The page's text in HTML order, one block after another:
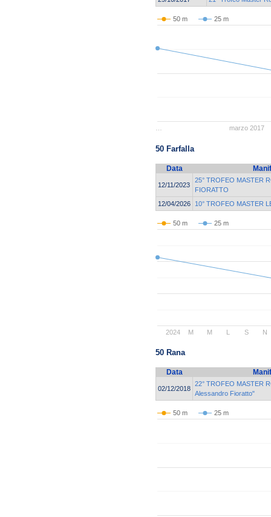
50 m 25 m
marzo 2017
50 Farfalla
Data
12/11/2023
25° TROFEO MASTER
FIORATTO
12/04/2026
10° TROFEO MASTER
50 m 25 m
2024 M M L S N
50 Rana
Data
02/12/2018
22° TROFEO MASTER
Alessandro Fioratto"
50 m 25 m